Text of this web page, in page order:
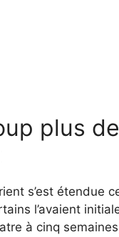
plus
s’est étendue
l’avaient
à cinq